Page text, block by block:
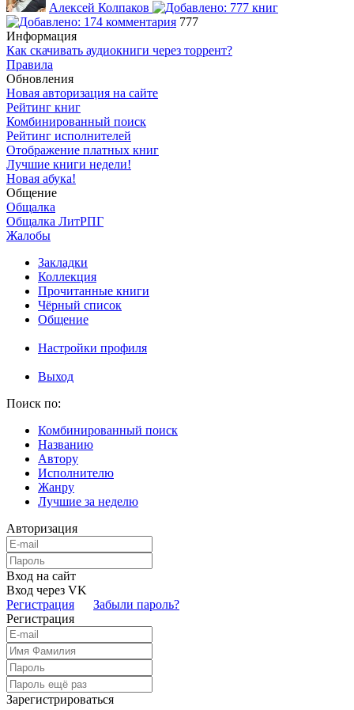
Алексей Колпаков
777
Информация
Как скачивать аудиокниги через торрент?
Правила
Обновления
Новая авторизация на сайте
Рейтинг книг
Комбинированный поиск
Рейтинг исполнителей
Отображение платных книг
Лучшие книги недели!
Новая абука!
Общение
Общалка
Общалка ЛитРПГ
Жалобы
Закладки
Коллекция
Прочитанные книги
Чёрный список
Общение
Настройки профиля
Выход
Поиск по:
Комбинированный поиск
Названию
Автору
Исполнителю
Жанру
Лучшие за неделю
Авторизация
Вход на сайт
Вход через VK
Регистрация
Забыли пароль?
Регистрация
Зарегистрироваться